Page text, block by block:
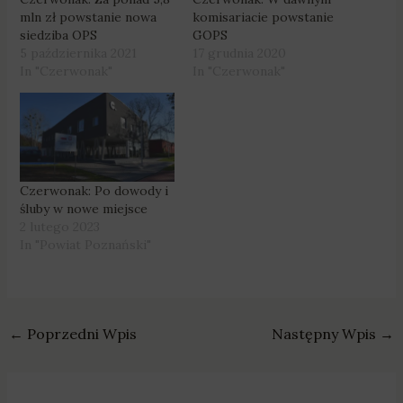
mln zł powstanie nowa
siedziba OPS
komisariacie powstanie
GOPS
Czerwonak: Po dowody i
śluby w nowe miejsce
← Poprzedni Wpis Następny Wpis →